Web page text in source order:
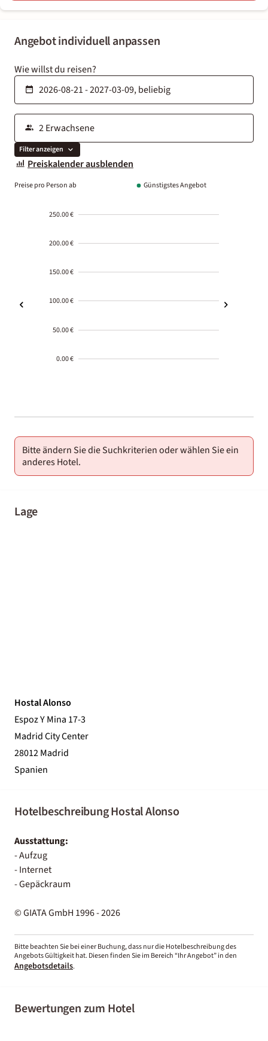
Angebot individuell anpassen
Wie willst du reisen?
Filter anzeigen
Preiskalender ausblenden
Preise pro Person ab Günstigstes Angebot
250.00 €
200.00 €
150.00 €
100.00 €
50.00 €
0.00 €
01-02
Bitte ändern Sie die Suchkriterien oder wählen Sie ein
anderes Hotel.
Lage
Hostal Alonso
Espoz Y Mina 17-3
Madrid City Center
28012 Madrid
Spanien
Hotelbeschreibung Hostal Alonso
Ausstattung:
- Aufzug
- Internet
- Gepäckraum
© GIATA GmbH 1996 - 2026
Bitte beachten Sie bei einer Buchung, dass nur die Hotelbeschreibung des
Angebots Gültigkeit hat. Diesen finden Sie im Bereich “Ihr Angebot” in den
Angebotsdetails.
Bewertungen zum Hotel